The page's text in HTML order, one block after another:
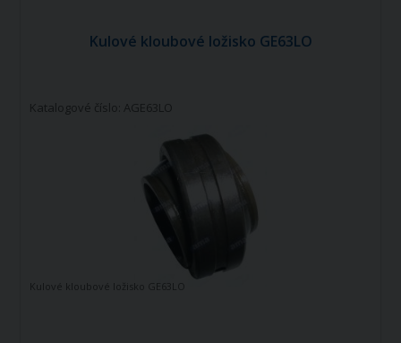
Kulové kloubové ložisko GE63LO
Katalogové číslo: AGE63LO
Kulové kloubové ložisko GE63LO